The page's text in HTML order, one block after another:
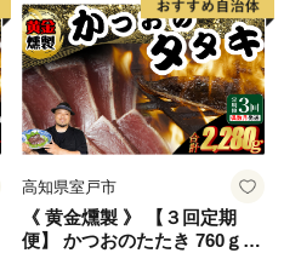
鰹のタタキ 刺身 家庭用 訳あ
り わら焼き 海鮮 冷凍 高知県
室戸 偶数 隔月 定期便
高知県室戸市
《 黄金燻製 》 【３回定期
便】 かつおのたたき 760ｇ以